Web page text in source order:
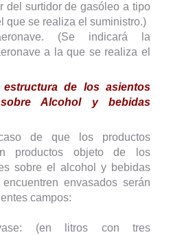
del surtidor de gasóleo a tipo
que se realiza el suministro.)
(Se indicará la
a la que se realiza el
de los asientos
Alcohol y bebidas
de que los productos
productos objeto de los
sobre el alcohol y bebidas
envasados serán
campos:
(en litros con tres